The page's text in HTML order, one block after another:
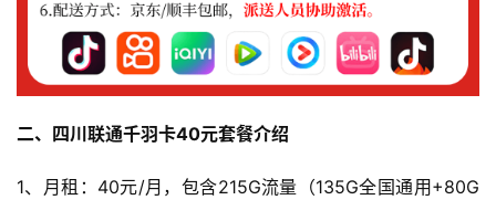
二、四川联通千羽卡40元套餐介绍
1、月租：40元/月，包含215G流量（135G全国通用+80G